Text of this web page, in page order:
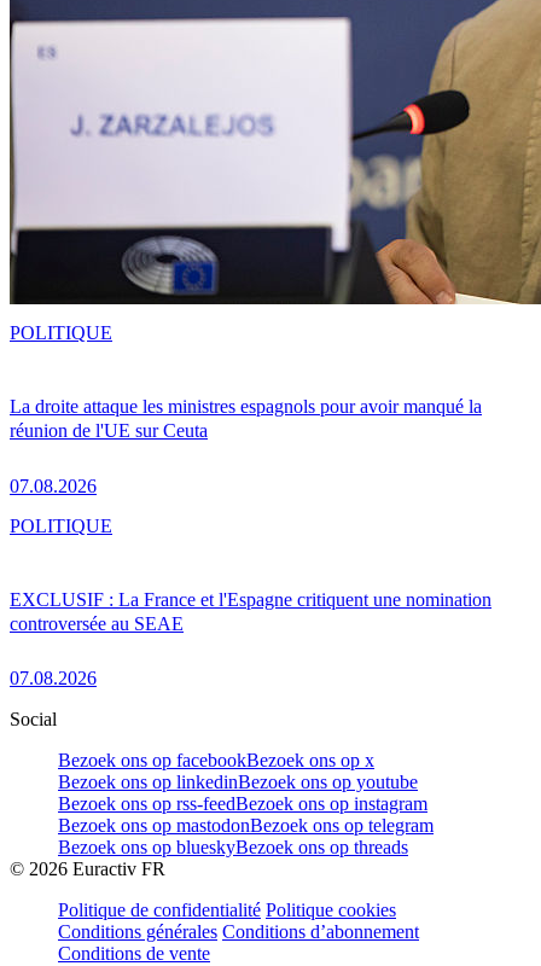
La droite attaque les ministres espagnols pour avoir manqué la
réunion de l'UE sur Ceuta
07.08.2026
POLITIQUE
EXCLUSIF : La France et l'Espagne critiquent une nomination
controversée au SEAE
07.08.2026
POLITIQUE
Social
Bezoek ons op facebookBezoek ons op x
Bezoek ons op linkedinBezoek ons op youtube
Bezoek ons op rss-feedBezoek ons op instagram
Bezoek ons op mastodonBezoek ons op telegram
Bezoek ons op blueskyBezoek ons op threads
© 2026 Euractiv FR
Politique de confidentialité Politique cookies
Conditions générales Conditions d’abonnement
Conditions de vente